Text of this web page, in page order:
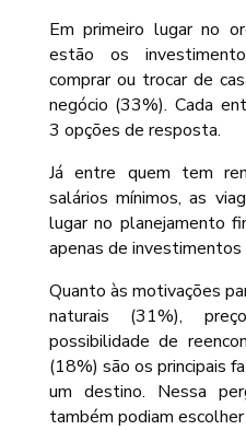
Em primeiro lugar no
estão os
comprar ou trocar de
negócio (33%). Cada
3 opções de resposta.
Já entre quem tem
salários mínimos, as
lugar no planejamento
apenas de
Quanto às motivações
naturais (31%),
possibilidade de
(18%) são os principais
um destino. Nessa
também podiam